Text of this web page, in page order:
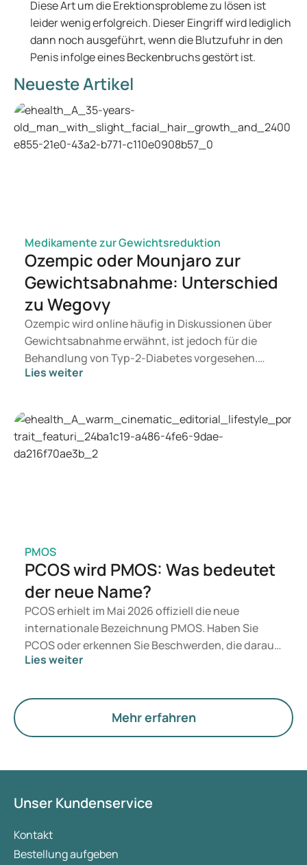
Diese Art um die Erektionsprobleme zu lösen ist
leider wenig erfolgreich. Dieser Eingriff wird lediglich
dann noch ausgeführt, wenn die Blutzufuhr in den
Penis infolge eines Beckenbruchs gestört ist.
Neueste Artikel
Medikamente zur Gewichtsreduktion
Ozempic oder Mounjaro zur
Gewichtsabnahme: Unterschied
zu Wegovy
Ozempic wird online häufig in Diskussionen über
Gewichtsabnahme erwähnt, ist jedoch für die
Behandlung von Typ-2-Diabetes vorgesehen.
Wenn Sie eine Therapie zur Gewichtskontrolle
Sie geeignet ist, entscheidet ein Arzt auf
Grundlage Ihrer Gesundheit, Ihres BMI und Ihres
Medikamentenkonsums.
Lies weiter
PMOS
PCOS wird PMOS: Was bedeutet
der neue Name?
PCOS erhielt im Mai 2026 offiziell die neue
internationale Bezeichnung PMOS. Haben Sie
PCOS oder erkennen Sie Beschwerden, die darauf
hindeuten könnten? Medizinisch ändert sich
mehr Gewicht auf Hormone, den Stoffwechsel und
die Funktion der Eierstöcke.
Lies weiter
Mehr erfahren
Unser Kundenservice
Kontakt
Bestellung aufgeben